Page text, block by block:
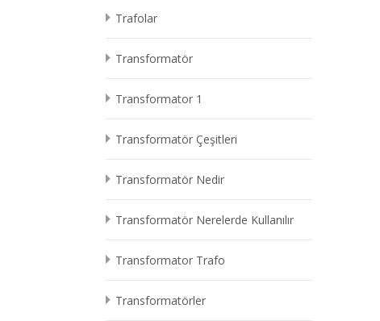
Trafolar
Transformatör
Transformator 1
Transformatör Çeşitleri
Transformatör Nedir
Transformatör Nerelerde Kullanılır
Transformator Trafo
Transformatörler